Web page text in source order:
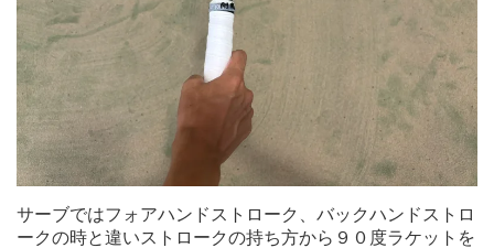
サーブではフォアハンドストローク、バックハンドストロ
ークの時と違いストロークの持ち方から９０度ラケットを